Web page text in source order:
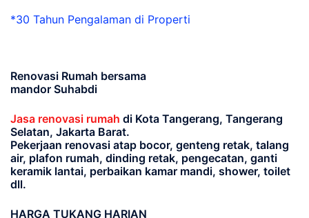
*30 Tahun Pengalaman di Properti
Renovasi Rumah bersama
mandor Suhabdi
Jasa renovasi rumah di Kota Tangerang, Tangerang
Selatan, Jakarta Barat.
Pekerjaan renovasi atap bocor, genteng retak, talang
air, plafon rumah, dinding retak, pengecatan, ganti
keramik lantai, perbaikan kamar mandi, shower, toilet
dll.
HARGA TUKANG HARIAN